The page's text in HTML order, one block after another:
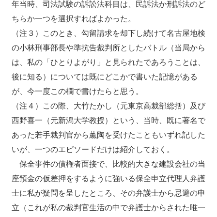
年当時、司法試験の訴訟法科目は、民訴法か刑訴法のど
ちらか一つを選択すればよかった。
（注３）このとき、勾留請求を却下し続けて名古屋地検
の小林刑事部長や準抗告裁判所としたバトル（当局から
は、私の「ひとりよがり」と見られたであろうことは、
後に知る）については既にどこかで書いた記憶がある
が、今一度この欄で書けたらと思う。
（注４）この際、大竹たかし（元東京高裁部総括）及び
西野喜一（元新潟大学教授）という、当時、既に著名で
あった若手裁判官から薫陶を受けたこともいずれ記した
いが、一つのエピソードだけは紹介しておく。
保全事件の債権者面接で、比較的大きな建設会社の当
座預金の仮差押をするように強いる保全申立代理人弁護
士に私が疑問を呈したところ、その弁護士から忌避の申
立（これが私の裁判官生活の中で弁護士からされた唯一